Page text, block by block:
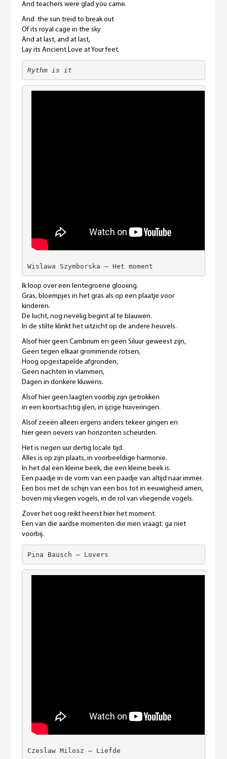
And teachers were glad you came.
And the sun treid to break out
Of its royal cage in the sky
And at last, and at last,
Lay its Ancient Love at Your feet.
Rythm is it
Wislawa Szymborska – Het moment
Ik loop over een lentegroene glooiing.
Gras, bloempjes in het gras als op een plaatje voor
kinderen.
De lucht, nog nevelig begint al te blauwen.
In de stilte klinkt het uitzicht op de andere heuvels.
Alsof hier geen Cambrium en geen Siluur geweest zijn,
Geen tegen elkaar grommende rotsen,
Hoog opgestapelde afgronden,
Geen nachten in vlammen,
Dagen in donkere kluwens.
Alsof hier geen laagten voorbij zijn getrokken
in een koortsachtig ijlen, in ijzige huiveringen.
Alsof zeeën alleen ergens anders tekeer gingen en
hier geen oevers van horizonten scheurden.
Het is negen uur dertig locale tijd.
Alles is op zijn plaats, in voorbeeldige harmonie.
In het dal een kleine beek, die een kleine beek is.
Een paadje in de vorm van een paadje van altijd naar immer.
Een bos met de schijn van een bos tot in eeuwigheid amen,
boven mij vliegen vogels, in de rol van vliegende vogels.
Zover het oog reikt heerst hier het moment.
Een van die aardse momenten die men vraagt: ga niet
voorbij.
Pina Bausch – Lovers
Czeslaw Milosz – Liefde